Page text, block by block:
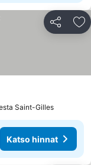
Jaa
Saint-Gilles
Katso hinnat